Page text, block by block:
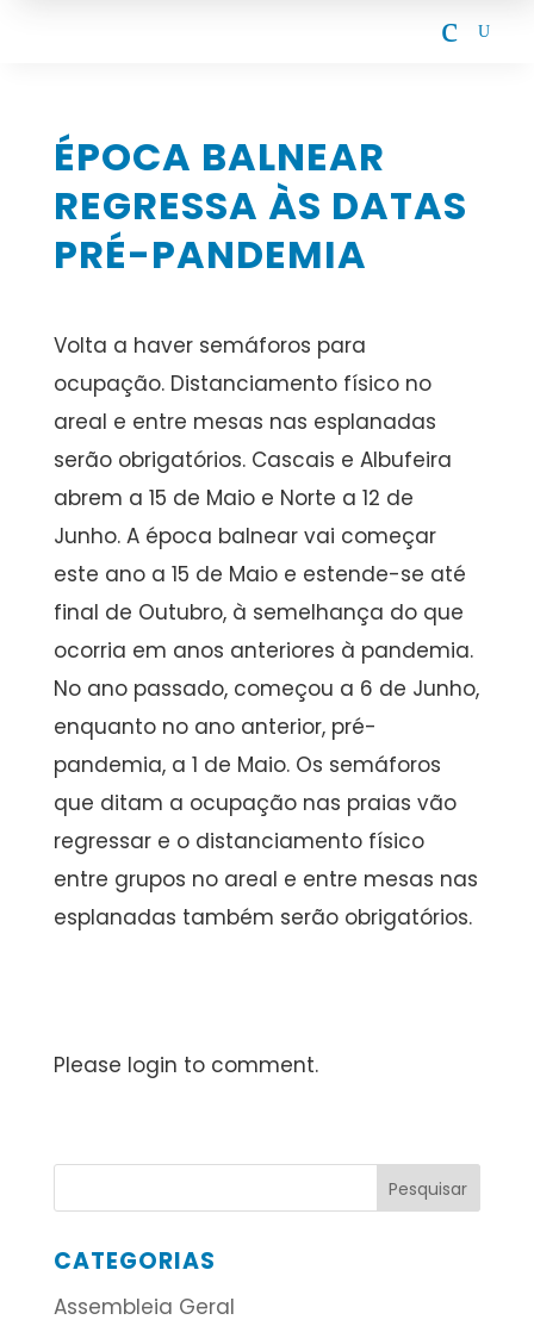
c U
ÉPOCA BALNEAR
REGRESSA ÀS DATAS
PRÉ-PANDEMIA
Volta a haver semáforos para
ocupação. Distanciamento físico no
areal e entre mesas nas esplanadas
serão obrigatórios. Cascais e Albufeira
abrem a 15 de Maio e Norte a 12 de
Junho. A época balnear vai começar
este ano a 15 de Maio e estende-se até
final de Outubro, à semelhança do que
ocorria em anos anteriores à pandemia.
No ano passado, começou a 6 de Junho,
enquanto no ano anterior, pré-
pandemia, a 1 de Maio. Os semáforos
que ditam a ocupação nas praias vão
regressar e o distanciamento físico
entre grupos no areal e entre mesas nas
esplanadas também serão obrigatórios.
Please login to comment.
CATEGORIAS
Assembleia Geral